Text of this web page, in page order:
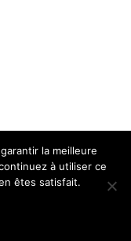
la meilleure
à utiliser ce
êtes satisfait.